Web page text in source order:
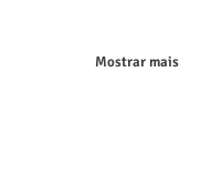
Mostrar mais